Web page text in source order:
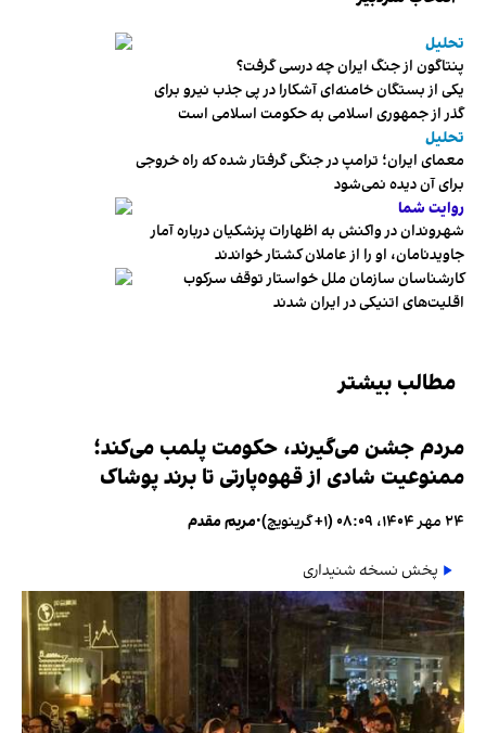
تحلیل
پنتاگون از جنگ ایران چه درسی گرفت؟
یکی از بستگان خامنه‌ای آشکارا در پی جذب نیرو برای
گذر از جمهوری اسلامی به حکومت اسلامی است
تحلیل
معمای ایران؛ ترامپ در جنگی گرفتار شده که راه خروجی
برای آن دیده نمی‌شود
روایت شما
شهروندان در واکنش به اظهارات پزشکیان درباره آمار
جاویدنامان، او را از عاملان کشتار خواندند
کارشناسان سازمان ملل خواستار توقف سرکوب
اقلیت‌های اتنیکی در ایران شدند
مطالب بیشتر
مردم جشن می‌گیرند، حکومت پلمب می‌کند؛
ممنوعیت شادی از قهوه‌پارتی تا برند پوشاک
۲۴ مهر ۱۴۰۴، ۰۸:۰۹ (‎+۱ گرینویچ) •مریم مقدم
پخش نسخه شنیداری